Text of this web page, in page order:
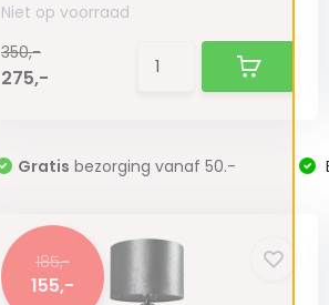
Niet op voorraad
350,-
275,-
Gratis bezorging vanaf 50.-
185,-
155,-